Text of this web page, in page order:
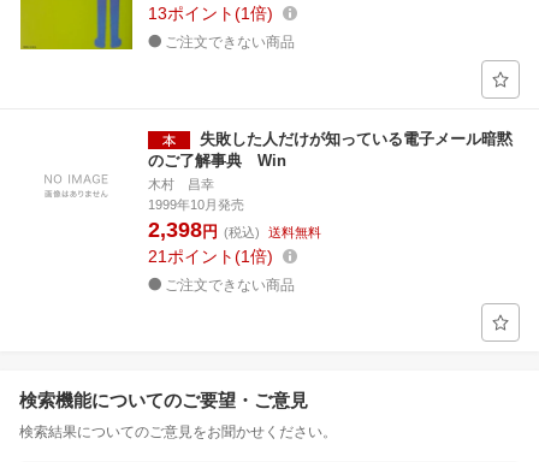
13ポイント 1倍
ご注文できない商品
失敗した人だけが知っている電子メール暗黙
のご了解事典 Win
木村 昌幸
1999年10月発売
2,398円 (税込) 送料無料
21 ポイント 1倍
ご注文できない商品
検索機能についてのご要望・ご意見
検索結果についてのご意見をお聞かせください。